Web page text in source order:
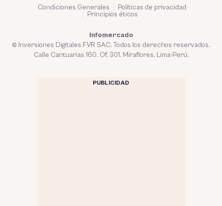
Condiciones Generales
Políticas de privacidad
Principios éticos
Infomercado
© Inversiones Digitales FVR SAC. Todos los derechos reservados.
Calle Cantuarias 160. Of. 301. Miraflores, Lima-Perú.
PUBLICIDAD